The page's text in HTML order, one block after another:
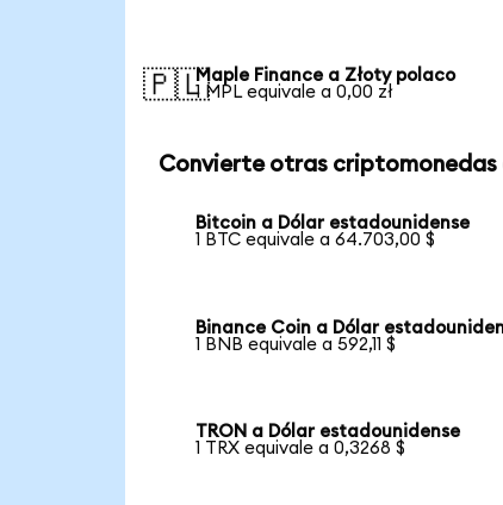
🇵🇱Maple Finance a Złoty polaco
1 MPL equivale a 0,00 zł
Convierte otras criptomonedas
Bitcoin a Dólar estadounidense
1 BTC equivale a 64.703,00 $
Binance Coin a Dólar
1 BNB equivale a 592,11 $
TRON a Dólar estadounidense
1 TRX equivale a 0,3268 $